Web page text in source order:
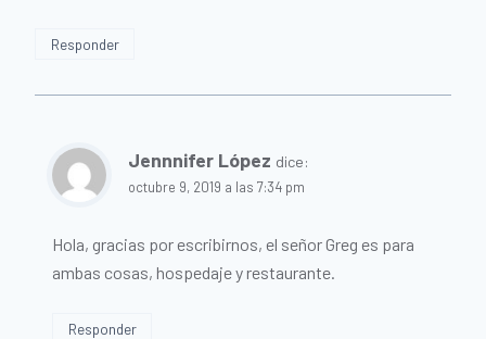
Responder
Jennnifer López dice:
octubre 9, 2019 a las 7:34 pm
Hola, gracias por escribirnos, el señor Greg es para
ambas cosas, hospedaje y restaurante.
Responder